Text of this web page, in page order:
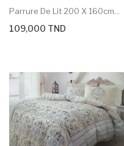
Parrure De Lit 200 X 160cm...
109,000 TND